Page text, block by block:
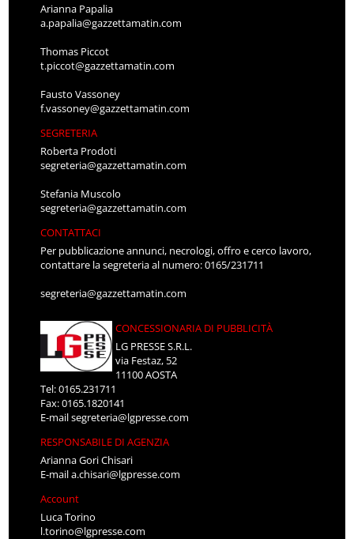
Arianna Papalia
a.papalia@gazzettamatin.com
Thomas Piccot
t.piccot@gazzettamatin.com
Fausto Vassoney
f.vassoney@gazzettamatin.com
SEGRETERIA
Roberta Prodoti
segreteria@gazzettamatin.com
Stefania Muscolo
segreteria@gazzettamatin.com
CONTATTACI
Per pubblicazione annunci, necrologi, offro e cerco lavoro,
contattare la segreteria al numero: 0165/231711
segreteria@gazzettamatin.com
CONCESSIONARIA DI PUBBLICITÀ
LG PRESSE S.R.L.
via Festaz, 52
11100 AOSTA
Tel: 0165.231711
Fax: 0165.1820141
E-mailsegreteria@lgpresse.com
RESPONSABILE DI AGENZIA
Arianna Gori Chisari
E-maila.chisari@lgpresse.com
Account
Luca Torino
l.torino@lgpresse.com